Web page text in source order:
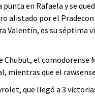
en Rafaela y se
alistado por el
Valentín, es su
Chubut, el
mientras que el
que llegó a 3